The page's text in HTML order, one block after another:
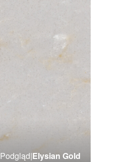
Podgląd|Elysian Gold